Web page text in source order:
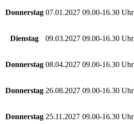
Donnerstag 07.01.2027 09.00-16.30 Uhr
Dienstag 09.03.2027 09.00-16.30 Uhr
Donnerstag 08.04.2027 09.00-16.30 Uhr
Donnerstag 26.08.2027 09.00-16.30 Uhr
Donnerstag 25.11.2027 09.00-16.30 Uhr